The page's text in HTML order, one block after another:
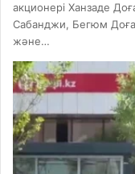
акционері Ханзаде
Сабанджи, Бегюм
және…